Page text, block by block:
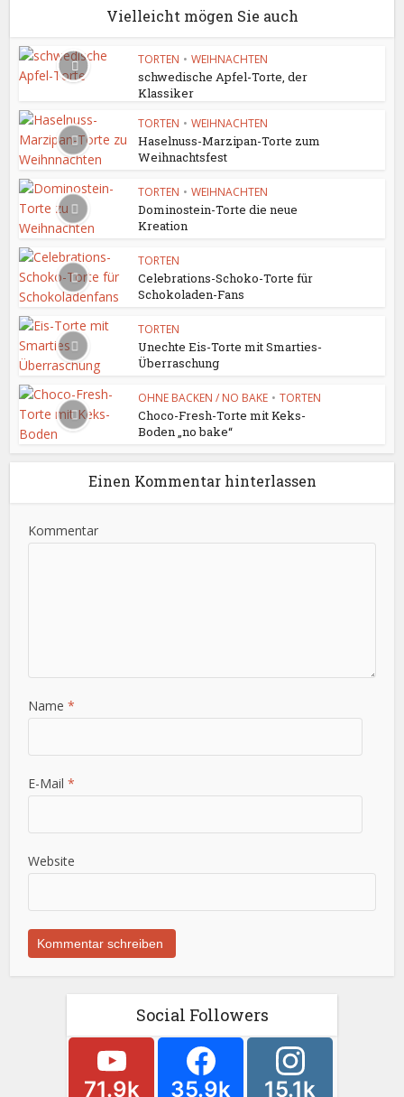
Vielleicht mögen Sie auch
TORTEN • WEIHNACHTEN
schwedische Apfel-Torte, der
Klassiker
TORTEN • WEIHNACHTEN
Haselnuss-Marzipan-Torte zum
Weihnachtsfest
TORTEN • WEIHNACHTEN
Dominostein-Torte die neue
Kreation
TORTEN
Celebrations-Schoko-Torte für
Schokoladen-Fans
TORTEN
Unechte Eis-Torte mit Smarties-
Überraschung
OHNE BACKEN / NO BAKE • TORTEN
Choco-Fresh-Torte mit Keks-
Boden „no bake“
Einen Kommentar hinterlassen
Kommentar
Name*
E-Mail*
Website
Social Followers
71.9k 35.9k 15.1k